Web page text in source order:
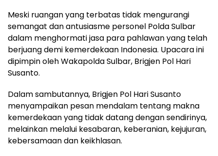
Meski ruangan yang terbatas tidak mengurangi
semangat dan antusiasme personel Polda Sulbar
dalam menghormati jasa para pahlawan yang telah
berjuang demi kemerdekaan Indonesia. Upacara ini
dipimpin oleh Wakapolda Sulbar, Brigjen Pol Hari
Susanto.
Dalam sambutannya, Brigjen Pol Hari Susanto
menyampaikan pesan mendalam tentang makna
kemerdekaan yang tidak datang dengan sendirinya,
melainkan melalui kesabaran, keberanian, kejujuran,
kebersamaan dan keikhlasan.